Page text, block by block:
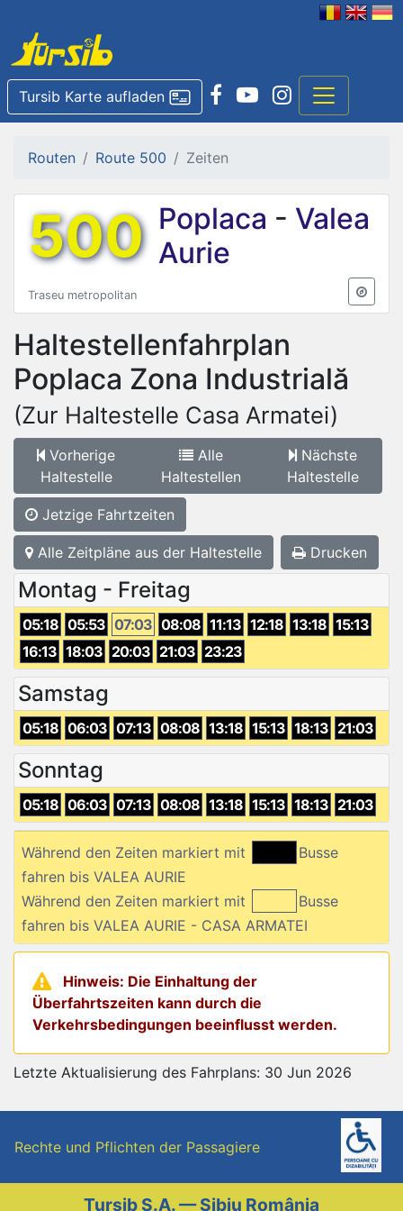
Tursib Karte aufladen
Routen Route 500 Zeiten
500 Poplaca - Valea
Aurie
Traseu metropolitan
Haltestellenfahrplan
Poplaca Zona Industrială
(Zur Haltestelle Casa Armatei)
Vorherige
Haltestelle
Alle
Haltestellen
Nächste
Haltestelle
Jetzige Fahrtzeiten
Alle Zeitpläne aus der Haltestelle Drucken
Montag - Freitag
05:18 05:53 07:03 08:08 11:13 12:18 13:18 15:13
16:13 18:03 20:03 21:03 23:23
Samstag
05:18 06:03 07:13 08:08 13:18 15:13 18:13 21:03
Sonntag
05:18 06:03 07:13 08:08 13:18 15:13 18:13 21:03
Während den Zeiten markiert mit
Busse
fahren bis VALEA AURIE
Während den Zeiten markiert mit
Busse
fahren bis VALEA AURIE - CASA ARMATEI
Hinweis: Die Einhaltung der
Überfahrtszeiten kann durch die
Verkehrsbedingungen beeinflusst werden.
Letzte Aktualisierung des Fahrplans: 30 Jun 2026
Rechte und Pflichten der Passagiere
Tursib S.A. — Sibiu România